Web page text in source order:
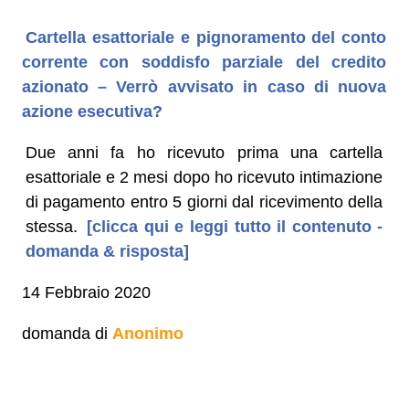
Cartella esattoriale e pignoramento del conto
corrente con soddisfo parziale del credito
azionato – Verrò avvisato in caso di nuova
azione esecutiva?
Due anni fa ho ricevuto prima una cartella
esattoriale e 2 mesi dopo ho ricevuto intimazione
di pagamento entro 5 giorni dal ricevimento della
stessa. [clicca qui e leggi tutto il contenuto -
domanda & risposta]
14 Febbraio 2020
domanda di Anonimo